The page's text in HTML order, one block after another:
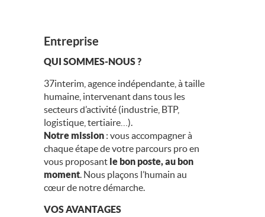
Entreprise
QUI SOMMES-NOUS ?
37interim, agence indépendante, à taille
humaine, intervenant dans tous les
secteurs d’activité (industrie, BTP,
logistique, tertiaire…).
Notre mission : vous accompagner à
chaque étape de votre parcours pro en
vous proposant le bon poste, au bon
moment. Nous plaçons l’humain au
cœur de notre démarche.
VOS AVANTAGES